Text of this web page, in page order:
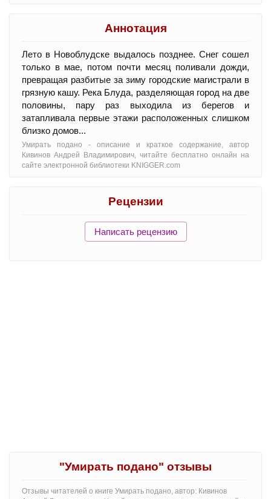
Аннотация
Лето в Новоблудске выдалось позднее. Снег сошел
только в мае, потом почти месяц поливали дожди,
превращая разбитые за зиму городские магистрали в
грязную кашу. Река Блуда, разделяющая город на две
половины, пару раз выходила из берегов и
затапливала первые этажи расположенных слишком
близко домов...
Умирать подано - oписание и краткое содержание, автор
Кивинов Андрей Владимирович, читайте бесплатно онлайн на
сайте электронной библиотеки KNIGGER.com
Рецензии
Написать рецензию
"Умирать подано" отзывы
Отзывы читателей о книге Умирать подано, автор: Кивинов